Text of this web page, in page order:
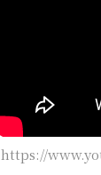
https://